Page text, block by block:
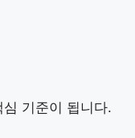
심 기준이 됩니다.